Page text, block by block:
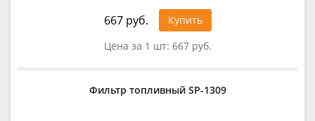
667 руб.
Купить
Цена за 1 шт: 667 руб.
Фильтр топливный SP-1309